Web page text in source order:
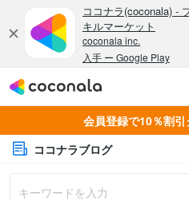
会員登録で10％割引
ココナラブログ